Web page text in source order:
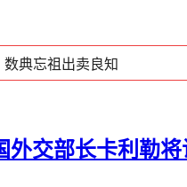
外交部长卡利勒将